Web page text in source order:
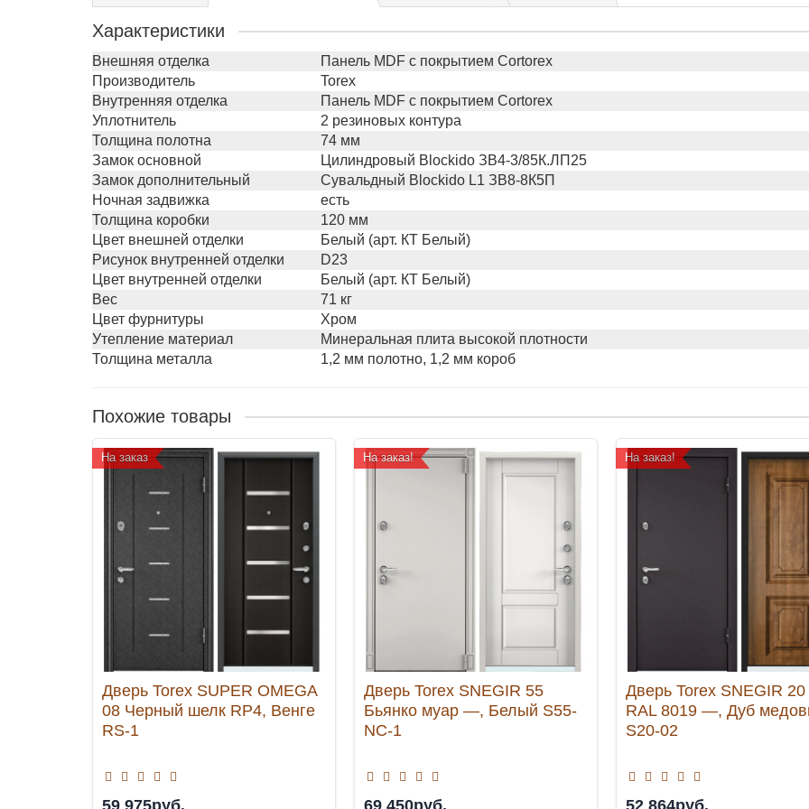
Характеристики
Внешняя отделка
Панель MDF с покрытием Cortorex
Производитель
Torex
Внутренняя отделка
Панель MDF с покрытием Cortorex
Уплотнитель
2 резиновых контура
Толщина полотна
74 мм
Замок основной
Цилиндровый Blockido ЗВ4-3/85К.ЛП25
Замок дополнительный
Сувальдный Blockido L1 ЗВ8-8К5П
Ночная задвижка
есть
Толщина коробки
120 мм
Цвет внешней отделки
Белый (арт. КТ Белый)
Рисунок внутренней отделки
D23
Цвет внутренней отделки
Белый (арт. КТ Белый)
Вес
71 кг
Цвет фурнитуры
Хром
Утепление материал
Минеральная плита высокой плотности
Толщина металла
1,2 мм полотно, 1,2 мм короб
Похожие товары
На заказ
Дверь Torex SUPER OMEGA
08 Черный шелк RP4, Венге
RS-1
59 975руб.
На заказ!
Дверь Torex SNEGIR 55
Бьянко муар —, Белый S55-
NC-1
69 450руб.
На заказ!
Дверь Torex SNEGIR
RAL 8019 —, Дуб
S20-02
52 864руб.